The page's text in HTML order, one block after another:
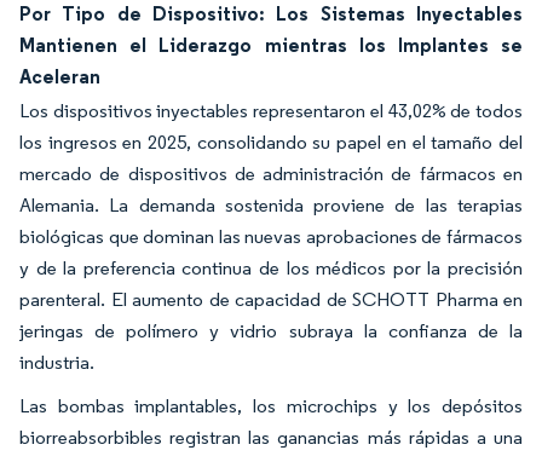
Por Tipo de Dispositivo: Los Sistemas Inyectables
Mantienen el Liderazgo mientras los Implantes se
Aceleran
Los dispositivos inyectables representaron el 43,02% de todos
los ingresos en 2025, consolidando su papel en el tamaño del
mercado de dispositivos de administración de fármacos en
Alemania. La demanda sostenida proviene de las terapias
biológicas que dominan las nuevas aprobaciones de fármacos
y de la preferencia continua de los médicos por la precisión
parenteral. El aumento de capacidad de SCHOTT Pharma en
jeringas de polímero y vidrio subraya la confianza de la
industria.
Las bombas implantables, los microchips y los depósitos
biorreabsorbibles registran las ganancias más rápidas a una